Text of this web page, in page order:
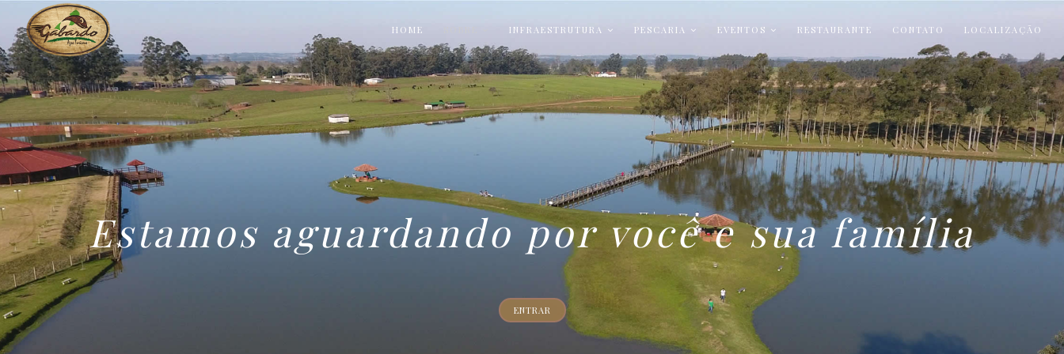
Estamos aguardando por você e sua família
ENTRAR
HOME INFRAESTRUTURA PESCARIA EVENTOS RESTAURANTE CONTATO LOCALIZAÇÃO